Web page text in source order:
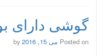
گوشی دارای
Posted on می 15, 2016